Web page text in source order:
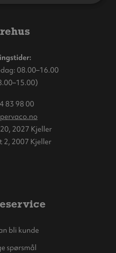
08.00–16.00
83 98 00
2027 Kjeller
2, 2007 Kjeller
bli kunde
spørsmål